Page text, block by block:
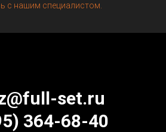
с нашим специалистом.
set.ru
364-68-40